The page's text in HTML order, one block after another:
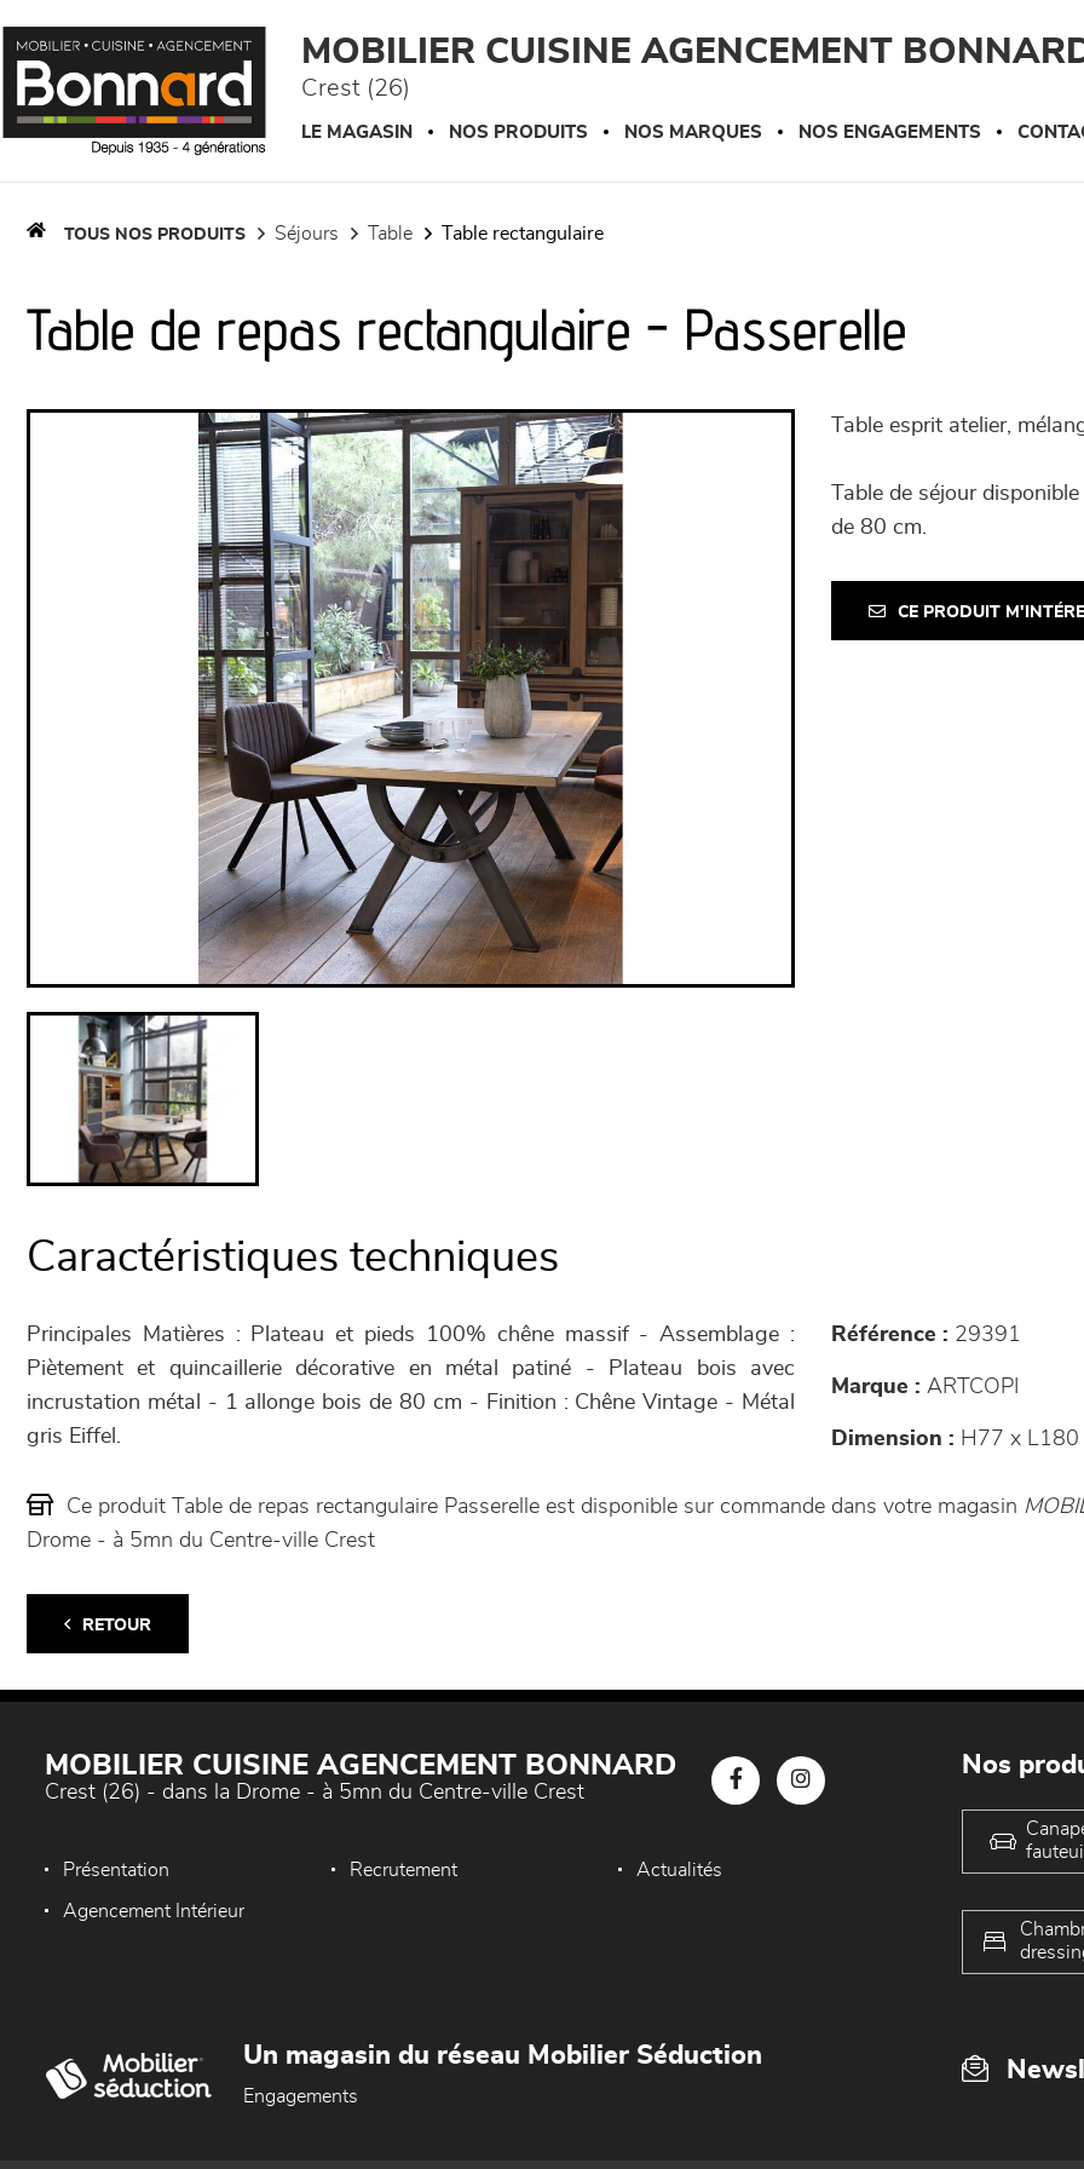
MOBILIER CUISINE AGENCEMENT
Crest (26)
LE MAGASIN NOS PRODUITS NOS MARQUES NOS ENGAGEMENTS
TOUS NOS PRODUITS séjours table table rectangulaire
Table de repas rectangulaire - Passerelle
Table esprit atelier,
Table de séjour
de 80 cm.
CE PRODUIT
Caractéristiques techniques
Principales Matières : Plateau et pieds 100% chêne massif - Assemblage :
Piètement et quincaillerie décorative en métal patiné - Plateau bois avec
incrustation métal - 1 allonge bois de 80 cm - Finition : Chêne Vintage - Métal
gris Eiffel.
Référence : 29391
Marque : ARTCOPI
Dimension : H77 x L180
Ce produit Table de repas rectangulaire Passerelle est disponible sur commande dans votre magasin
Drome - à 5mn du Centre-ville Crest
RETOUR
MOBILIER CUISINE AGENCEMENT BONNARD
Crest (26) - dans la Drome - à 5mn du Centre-ville Crest
Présentation Recrutement Actualités
Agencement Intérieur
Nos
Un magasin du réseau Mobilier Séduction
Engagements